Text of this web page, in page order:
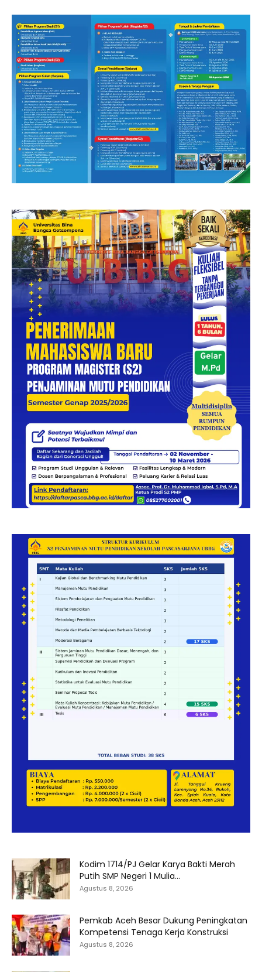
Kodim 1714/PJ Gelar Karya Bakti Merah
Putih SMP Negeri 1 Mulia...
Agustus 8, 2026
Pemkab Aceh Besar Dukung Peningkatan
Kompetensi Tenaga Kerja Konstruksi
Agustus 8, 2026